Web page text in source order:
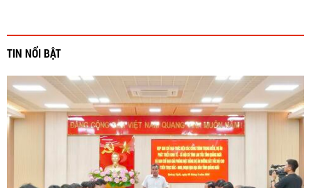
TIN NỔI BẬT